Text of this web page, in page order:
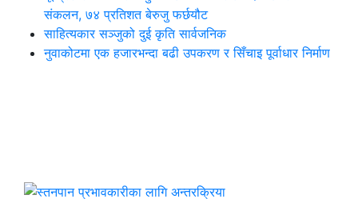
संकलन, ७४ प्रतिशत बेरुजु फर्छयौट
साहित्यकार सञ्जुको दुई कृति सार्वजनिक
नुवाकोटमा एक हजारभन्दा बढी उपकरण र सिँचाइ पूर्वाधार निर्माण